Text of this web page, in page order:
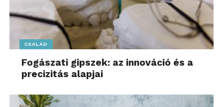
CSALÁD
Fogászati gipszek: az innováció és a
precizitás alapjai